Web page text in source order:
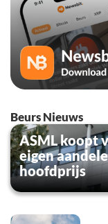
Beurs Nieuws
ASML koopt
eigen
hoofdprijs